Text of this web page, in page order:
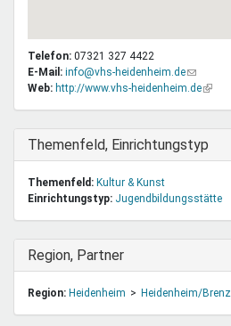
Telefon: 07321 327 4422
E-Mail: info@vhs-heidenheim.de(Link
sendet
Web: http://www.vhs-heidenheim.de(Link
Ausblenden
Themenfeld, Einrichtungstyp
Themenfeld: Kultur & Kunst
Einrichtungstyp: Jugendbildungsstätte
Ausblenden
Region, Partner
Region: Heidenheim Heidenheim/Brenz